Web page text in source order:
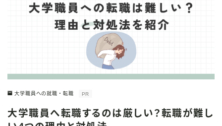
大学職員への就職・転職 PR
大学職員へ転職するのは厳しい？転職が難し